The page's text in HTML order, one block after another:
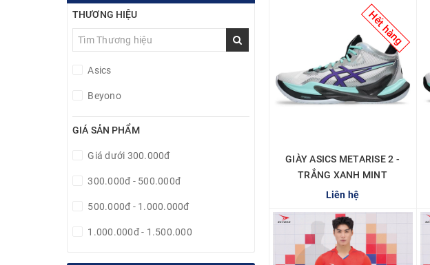
THƯƠNG HIỆU
Asics
Beyono
GIÁ SẢN PHẨM
Giá dưới 300.000đ
300.000đ - 500.000đ
500.000đ - 1.000.000đ
1.000.000đ - 1.500.000
Hết hàng
GIÀY ASICS METARISE 2 -
TRẮNG XANH MINT
Liên hệ
CHI TIẾT